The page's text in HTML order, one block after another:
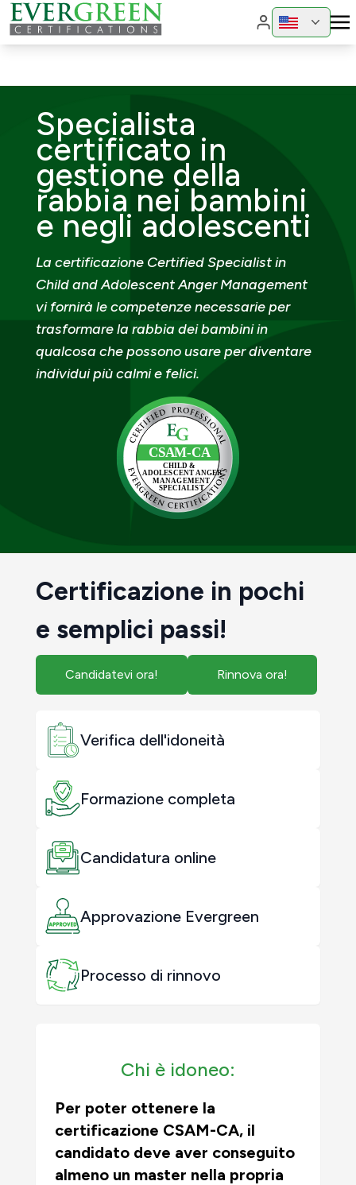
Cambia
Specialista
certificato in
gestione della
rabbia nei bambini
e negli adolescenti
La certificazione Certified Specialist in
Child and Adolescent Anger Management
vi fornirà le competenze necessarie per
trasformare la rabbia dei bambini in
qualcosa che possono usare per diventare
individui più calmi e felici.
Certificazione in pochi
e semplici passi!
Candidatevi ora! Rinnova ora!
Verifica dell'idoneità
Formazione completa
Candidatura online
Approvazione Evergreen
Processo di rinnovo
Chi è idoneo:
Per poter ottenere la
certificazione CSAM-CA, il
candidato deve aver conseguito
almeno un master nella propria